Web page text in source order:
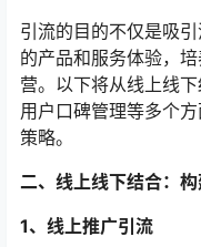
引流的目的不仅是吸
的产品和服务体验，
营。以下将从线上线
用户口碑管理等多个
策略。
二、线上线下结合：
1、线上推广引流